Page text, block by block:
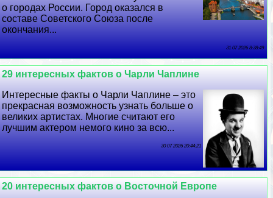
о городах России. Город оказался в
составе Советского Союза после
окончания...
31 07 2026 8:38:49
29 интересных фактов о Чарли Чаплине
Интересные факты о Чарли Чаплине – это
прекрасная возможность узнать больше о
великих артистах. Многие считают его
лучшим актером немого кино за всю...
30 07 2026 20:44:21
20 интересных фактов о Восточной Европе